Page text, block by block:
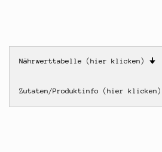
Nährwerttabelle (hier klicken) 🠋
Zutaten/Produktinfo (hier klicken)